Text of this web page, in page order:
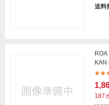
送料
187